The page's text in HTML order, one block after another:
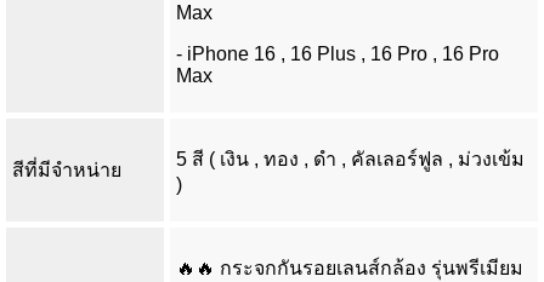
Max
- iPhone 16 , 16 Plus , 16 Pro , 16 Pro
Max
สีที่มีจำหน่าย
5 สี ( เงิน , ทอง , ดำ , คัลเลอร์ฟูล , ม่วงเข้ม
)
🔥🔥 กระจกกันรอยเลนส์กล้อง รุ่นพรีเมียม